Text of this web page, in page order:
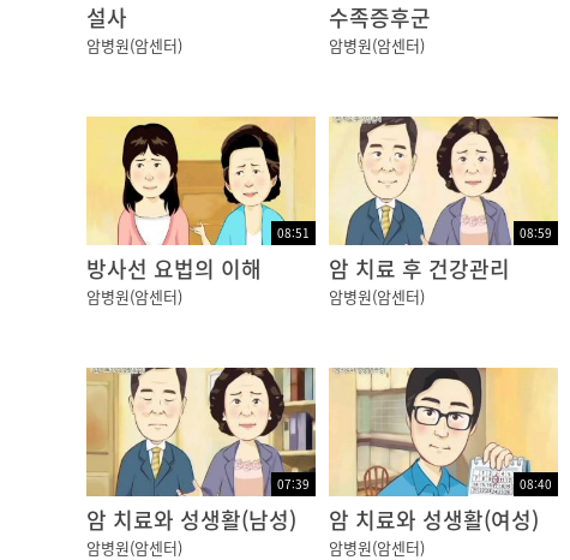
설사
암병원(암센터)
수족증후군
암병원(암센터)
08:51
방사선 요법의 이해
암병원(암센터)
08:59
암 치료 후 건강관리
암병원(암센터)
07:39
암 치료와 성생활(남성)
암병원(암센터)
08:40
암 치료와 성생활(여성)
암병원(암센터)